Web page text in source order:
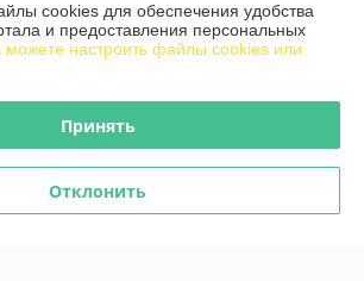
cookies
Deal.by
cookies для обеспечения удобства
и предоставления персональных
можете настроить файлы cookies или
Принять
Отклонить